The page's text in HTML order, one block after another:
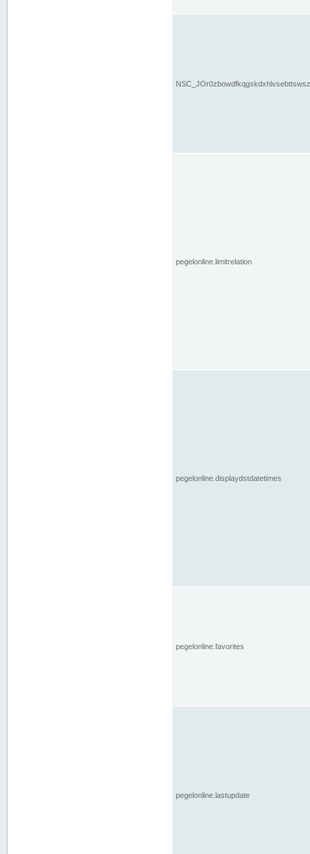
pegelonline.limitrelation
pegelonline.displaydstdatetimes
pegelonline.favorites
pegelonline.lastupdate